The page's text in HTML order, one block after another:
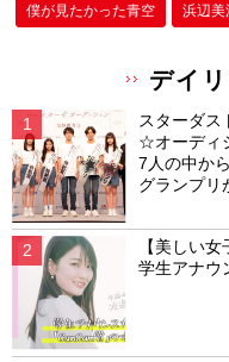
僕が⾒たかった⻘空 浜辺美
デイ
スターダス
☆オーディ
7人の中か
グランプリ
【美しい
学生アナウ